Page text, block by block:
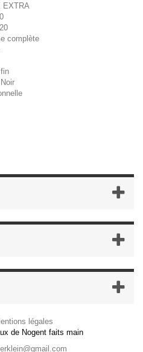
EXTRA
complète
légales
de Nogent faits main